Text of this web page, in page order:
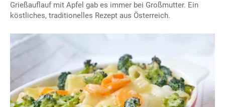
Grießauflauf mit Apfel gab es immer bei Großmutter. Ein
köstliches, traditionelles Rezept aus Österreich.